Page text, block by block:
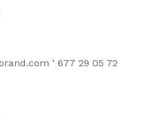
‘ 677 29 05 72